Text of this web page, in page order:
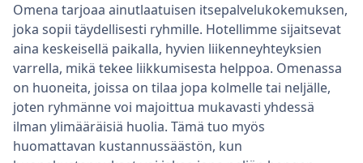
Omena tarjoaa ainutlaatuisen itsepalvelukokemuksen,
joka sopii täydellisesti ryhmille. Hotellimme sijaitsevat
aina keskeisellä paikalla, hyvien liikenneyhteyksien
varrella, mikä tekee liikkumisesta helppoa. Omenassa
on huoneita, joissa on tilaa jopa kolmelle tai neljälle,
joten ryhmänne voi majoittua mukavasti yhdessä
ilman ylimääräisiä huolia. Tämä tuo myös
huomattavan kustannussäästön, kun